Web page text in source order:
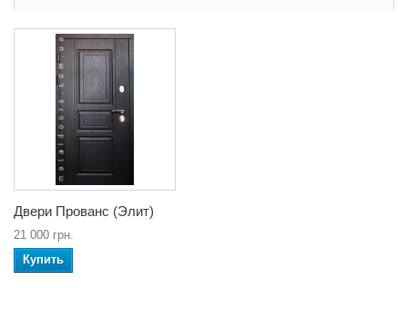
Двери Прованс (Элит)
21 000 грн.
Купить